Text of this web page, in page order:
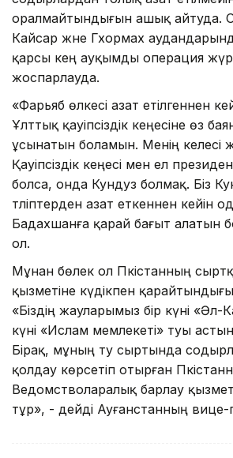
оралмайтындығын ашық айтуда.
Кайсар және Гхормах
қарсы кең ауқымды операция
жоспарлауда.
«Фарьяб өлкесі азат етілгеннен
Ұлттық қауіпсіздік кеңесіне өз
ұсынатын боламын. Менің келесі
Қауіпсіздік кеңесі мен ел
болса, онда Кундуз болмақ. Біз
тәліптерден азат еткеннен кейін
Бадахшанға қарай бағыт алатын
ол.
Мұнан бөлек ол Пәкістанның
қызметіне күдікпен
«Біздің жауларымыз бір күні «Әл-
күні «Ислам мемлекеті» туы
Бірақ, мұның ту сыртында
қолдау көрсетіп отырған
Ведомстволаралық барлау
тұр», - дейді Ауғанстанның вице-